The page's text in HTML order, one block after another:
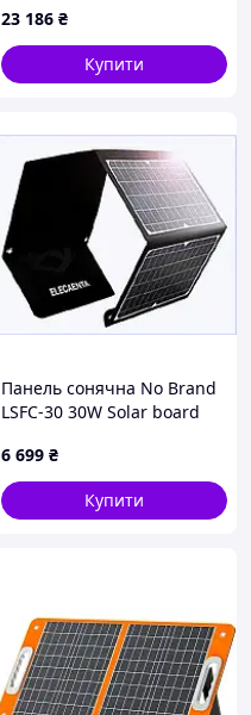
23 186 ₴
Купити
Панель сонячна No Brand
LSFC-30 30W Solar board
6 699 ₴
Купити